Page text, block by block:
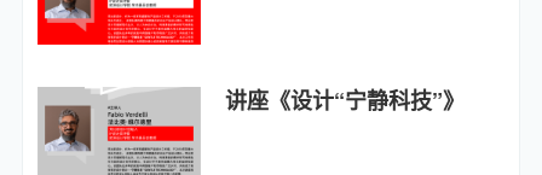
讲座《设计“宁静科技”》